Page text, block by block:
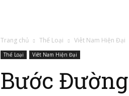
Trang chủ Thể Loại Viêt Nam Hiện Đại
Thể Loại Viêt Nam Hiện Đại
Bước